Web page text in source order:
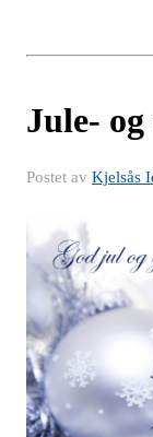
Jule-
Postet av Kjelsås